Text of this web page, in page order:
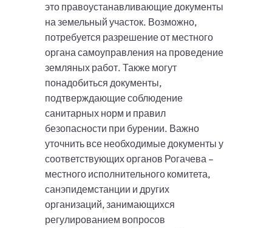
это правоустанавливающие документы
на земельный участок. Возможно,
потребуется разрешение от местного
органа самоуправления на проведение
земляных работ. Также могут
понадобиться документы,
подтверждающие соблюдение
санитарных норм и правил
безопасности при бурении. Важно
уточнить все необходимые документы у
соответствующих органов Рогачева –
местного исполнительного комитета,
санэпидемстанции и других
организаций, занимающихся
регулированием вопросов